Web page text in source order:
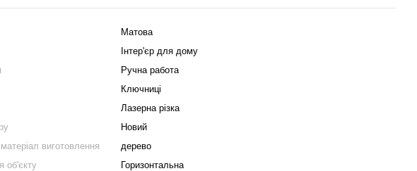
Матова
Інтер'єр для дому
Ручна работа
Ключниці
Лазерна різка
Новий
виготовлення
дерево
об'єкту
Горизонтальна